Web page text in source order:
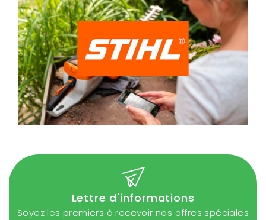
Lettre d'informations
Soyez les premiers à recevoir nos offres spéciales